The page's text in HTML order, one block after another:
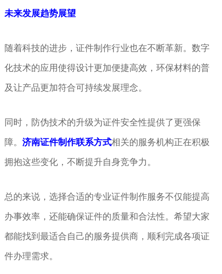
未来发展趋势展望
随着科技的进步，证件制作行业也在不断革新。数字
化技术的应用使得设计更加便捷高效，环保材料的普
及让产品更加符合可持续发展理念。
同时，防伪技术的升级为证件安全性提供了更强保
障。 济南证件制作联系方式相关的服务机构正在积极
拥抱这些变化，不断提升自身竞争力。
总的来说，选择合适的专业证件制作服务不仅能提高
办事效率，还能确保证件的质量和合法性。希望大家
都能找到最适合自己的服务提供商，顺利完成各项证
件办理需求。